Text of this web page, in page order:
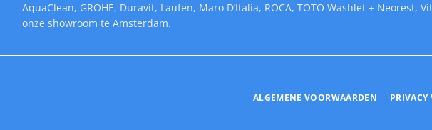
AquaClean, GROHE, Duravit, Laufen, Maro D’Italia, ROCA, TOTO Washlet + Neorest,
onze showroom te Amsterdam.
ALGEMENE VOORWAARDEN PRIVACY